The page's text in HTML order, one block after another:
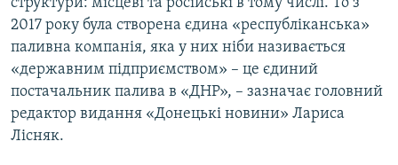
структури: місцеві та російські в тому числі. То з
2017 року була створена єдина «республіканська»
паливна компанія, яка у них ніби називається
«державним підприємством» – це єдиний
постачальник палива в «ДНР», – зазначає головний
редактор видання «Донецькі новини» Лариса
Лісняк.